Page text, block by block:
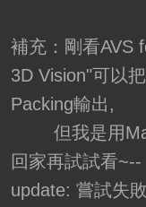
補充：剛看AVS
3D Vision"可以
Packing輸出,
但我是用Mac
回家再試試看~--
update: 嘗試失